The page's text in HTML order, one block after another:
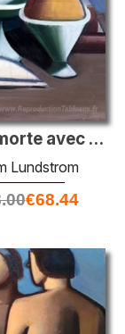
sublimer
Adoptez
en une
Nature morte avec une cruche à eau, une serviette et des bocaux
Lundstrom
€68.44